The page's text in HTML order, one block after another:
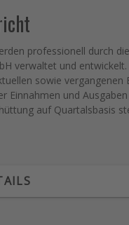
professionell durch
verwaltet und
sowie vergangenen
Einnahmen und
auf Quartalsbasis